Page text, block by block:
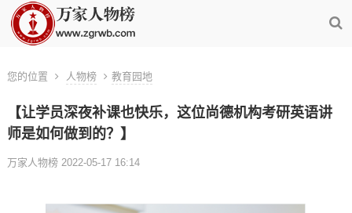
您的位置 人物榜 教育园地
【让学员深夜补课也快乐，这位尚德机构考研英语讲
师是如何做到的？】
万家人物榜 2022-05-17 16:14